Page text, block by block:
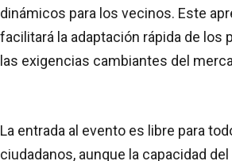
dinámicos para los vecinos. Este
facilitará la adaptación rápida de los
las exigencias cambiantes del
La entrada al evento es libre para
ciudadanos, aunque la capacidad